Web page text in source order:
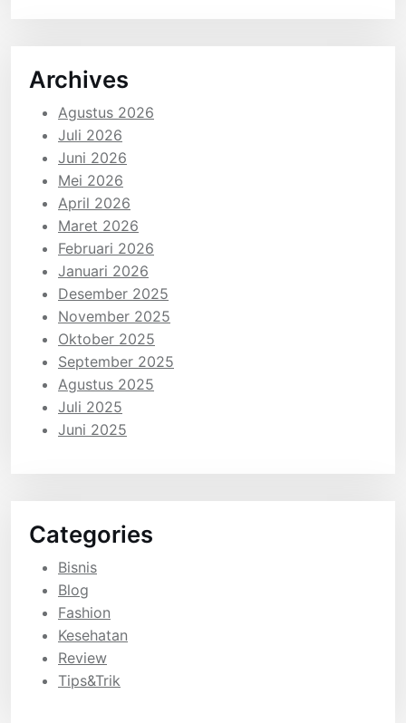
Archives
Agustus 2026
Juli 2026
Juni 2026
Mei 2026
April 2026
Maret 2026
Februari 2026
Januari 2026
Desember 2025
November 2025
Oktober 2025
September 2025
Agustus 2025
Juli 2025
Juni 2025
Categories
Bisnis
Blog
Fashion
Kesehatan
Review
Tips&Trik